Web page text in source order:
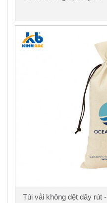
Túi vải không dệt dây rút